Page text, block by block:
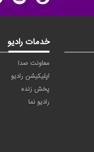
خدمات رادیو
معاونت صدا
اپلیکیشن رادیو
پخش زنده
رادیو نما